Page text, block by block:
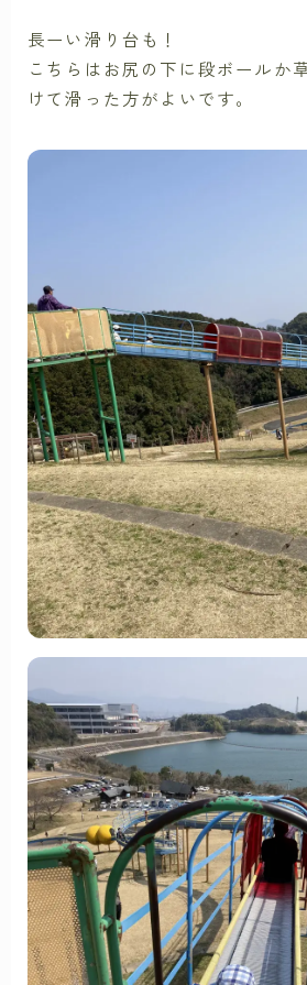
長ーい滑り台も！
こちらはお尻の下に段ボールか
けて滑った方がよいです。